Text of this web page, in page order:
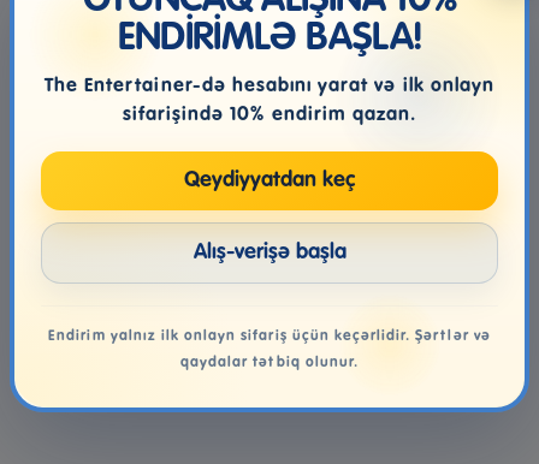
ENDİRİMLƏ BAŞLA!
The Entertainer-də hesabını yarat və ilk onlayn
sifarişində 10% endirim qazan.
Qeydiyyatdan keç
Alış-verişə başla
Endirim yalnız ilk onlayn sifariş üçün keçərlidir. Şərtlər və
qaydalar tətbiq olunur.